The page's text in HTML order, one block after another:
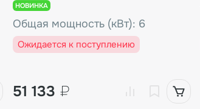
НОВИНКА
Общая мощность (кВт): 6
Ожидается к поступлению
51 133 ₽